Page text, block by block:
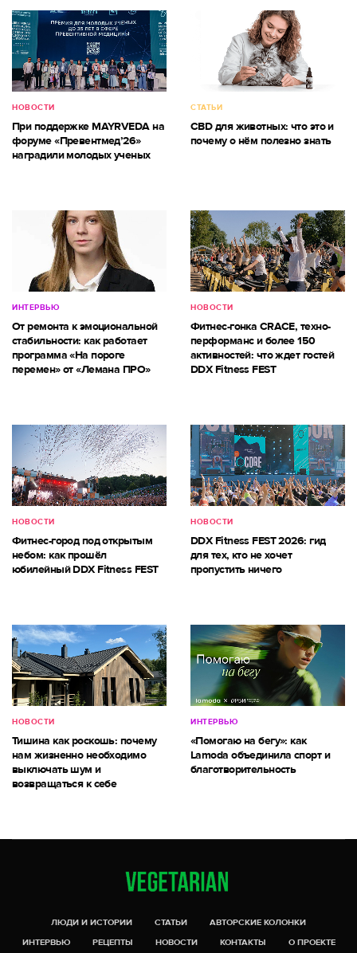
НОВОСТИ
При поддержке MAYRVEDA на
форуме «Превентмед’26»
наградили молодых ученых
СТАТЬИ
CBD для животных: что это и
почему о нём полезно знать
ИНТЕРВЬЮ
От ремонта к эмоциональной
стабильности: как работает
программа «На пороге
перемен» от «Лемана ПРО»
НОВОСТИ
Фитнес-гонка CRACE, техно-
перформанс и более 150
активностей: что ждет гостей
DDX Fitness FEST
НОВОСТИ
Фитнес-город под открытым
небом: как прошёл
юбилейный DDX Fitness FEST
НОВОСТИ
DDX Fitness FEST 2026: гид
для тех, кто не хочет
пропустить ничего
НОВОСТИ
Тишина как роскошь: почему
нам жизненно необходимо
выключать шум и
возвращаться к себе
ИНТЕРВЬЮ
«Помогаю на бегу»: как
Lamoda объединила спорт и
благотворительность
ЛЮДИ И ИСТОРИИ СТАТЬИ
АВТОРСКИЕ КОЛОНКИ
ИНТЕРВЬЮ
РЕЦЕПТЫ НОВОСТИ КОНТАКТЫ О ПРОЕКТЕ